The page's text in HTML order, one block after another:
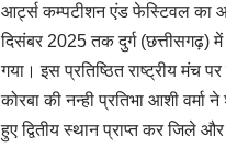
आर्ट्स कम्पटीशन एंड फेस्टिवल का
दिसंबर 2025 तक दुर्ग (छत्तीसगढ़)
गया। इस प्रतिष्ठित राष्ट्रीय मंच पर
कोरबा की नन्ही प्रतिभा आशी वर्मा
हुए द्वितीय स्थान प्राप्त कर जिले